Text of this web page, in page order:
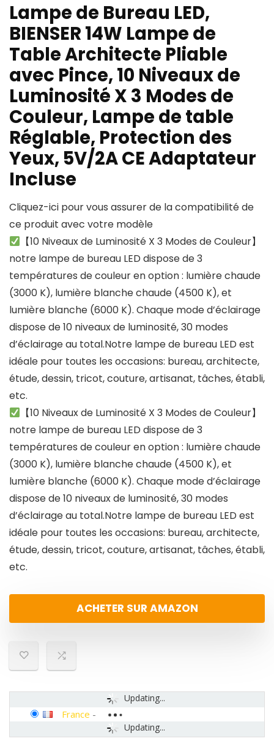
Lampe de Bureau LED,
BIENSER 14W Lampe de
Table Architecte Pliable
avec Pince, 10 Niveaux de
Luminosité X 3 Modes de
Couleur, Lampe de table
Réglable, Protection des
Yeux, 5V/2A CE Adaptateur
Incluse
Cliquez-ici pour vous assurer de la compatibilité de
ce produit avec votre modèle
【10 Niveaux de Luminosité X 3 Modes de Couleur】
notre lampe de bureau LED dispose de 3
températures de couleur en option : lumière chaude
(3000 K), lumière blanche chaude (4500 K), et
lumière blanche (6000 K). Chaque mode d’éclairage
dispose de 10 niveaux de luminosité, 30 modes
d’éclairage au total.Notre lampe de bureau LED est
idéale pour toutes les occasions: bureau, architecte,
étude, dessin, tricot, couture, artisanat, tâches, établi,
etc.
【10 Niveaux de Luminosité X 3 Modes de Couleur】
notre lampe de bureau LED dispose de 3
températures de couleur en option : lumière chaude
(3000 K), lumière blanche chaude (4500 K), et
lumière blanche (6000 K). Chaque mode d’éclairage
dispose de 10 niveaux de luminosité, 30 modes
d’éclairage au total.Notre lampe de bureau LED est
idéale pour toutes les occasions: bureau, architecte,
étude, dessin, tricot, couture, artisanat, tâches, établi,
etc.
ACHETER SUR AMAZON
Updating...
Updating...
France -